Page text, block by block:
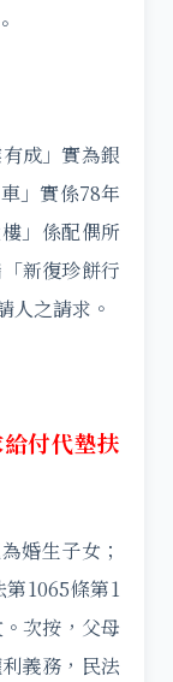
。
成」實為銀
」實係78年
」係配偶所
新復珍餅行
人之請求。
付代墊扶
婚生子女；
1065條第1
次按，父母
義務，民法